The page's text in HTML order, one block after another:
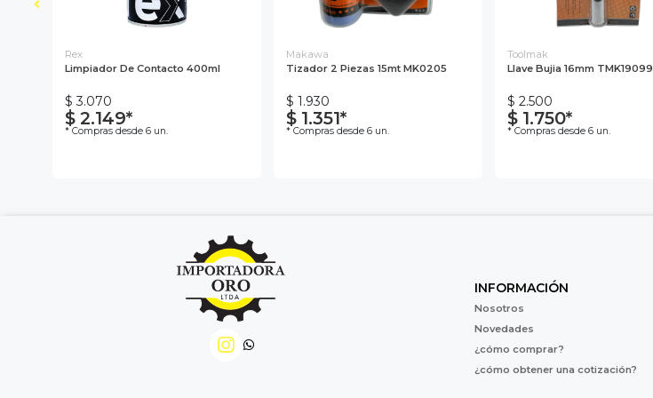
Rex
Limpiador De Contacto 400ml
$ 3.070
$ 2.149*
* Compras desde 6 un.
Makawa
Tizador 2 Piezas 15mt MK0205
$ 1.930
$ 1.351*
* Compras desde 6 un.
Toolmak
Llave Bujia 16mm TMK19099
$ 2.500
$ 1.750*
* Compras desde 6 un.
INFORMACIÓN
Nosotros
Novedades
¿cómo comprar?
¿cómo obtener una cotización?